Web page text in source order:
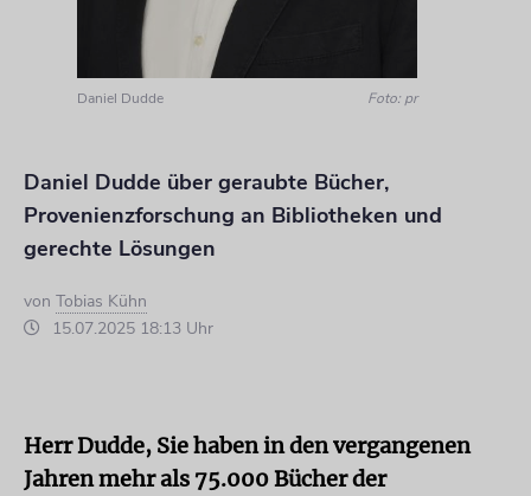
Daniel Dudde Foto: pr
Daniel Dudde über geraubte Bücher,
Provenienzforschung an Bibliotheken und
gerechte Lösungen
von Tobias Kühn
15.07.2025 18:13 Uhr
Herr Dudde, Sie haben in den vergangenen
Jahren mehr als 75.000 Bücher der